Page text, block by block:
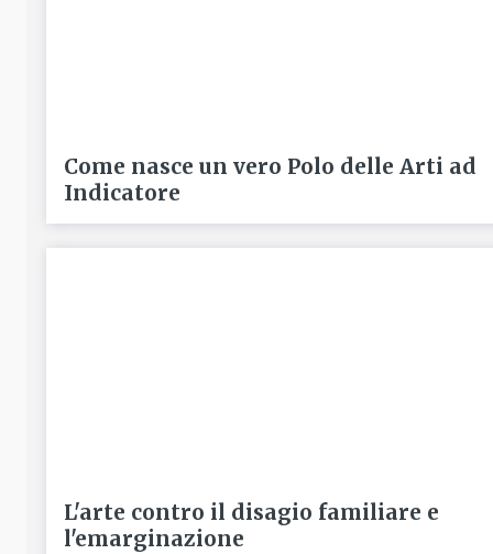
Come nasce un vero Polo delle Arti ad
Indicatore
L'arte contro il disagio familiare e
l'emarginazione